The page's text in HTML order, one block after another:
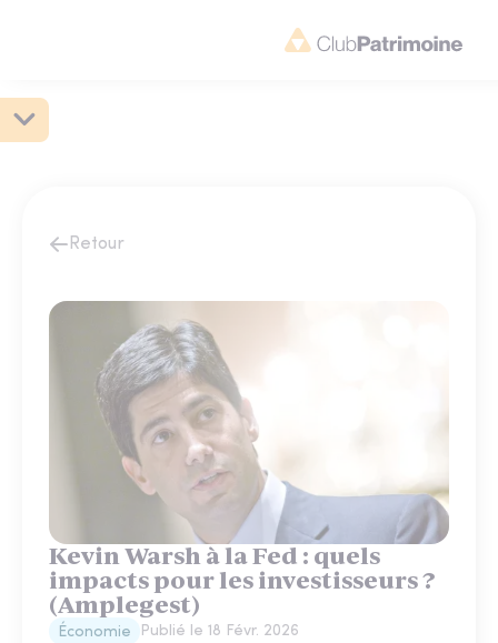
Retour
Kevin Warsh à la Fed : quels
impacts pour les investisseurs ?
(Amplegest)
Économie Publié le 18 Févr. 2026